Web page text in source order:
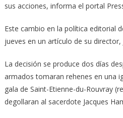
sus acciones, informa el portal
Este cambio en la política editorial
jueves en un artículo de su director,
La decisión se produce dos días
armados tomaran rehenes en una
gala de Saint-Etienne-du-Rouvray
degollaran al sacerdote Jacques